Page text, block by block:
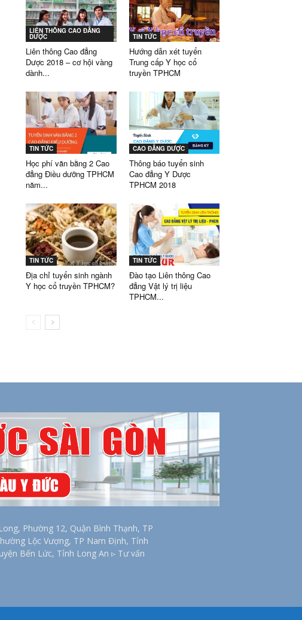
LIÊN THÔNG CAO ĐẲNG
DƯỢC
Liên thông Cao đẳng
Dược 2018 – cơ hội vàng
dành...
TIN TỨC
Hướng dẫn xét tuyển
Trung cấp Y học cổ
truyền TPHCM
TIN TỨC
Học phí văn bằng 2 Cao
đẳng Điều dưỡng TPHCM
năm...
CAO ĐẲNG DƯỢC
Thông báo tuyển sinh
Cao đẳng Y Dược
TPHCM 2018
TIN TỨC
Địa chỉ tuyển sinh ngành
Y học cổ truyền TPHCM?
TIN TỨC
Đào tạo Liên thông Cao
đẳng Vật lý trị liệu
TPHCM...
Phường 12, Quận Bình Thạnh, TP
Lộc Vượng, TP Nam Định, Tỉnh
Bến Lức, Tỉnh Long An ▹ Tư vấn